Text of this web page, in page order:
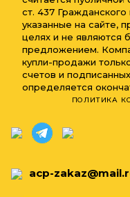
ст. 437
указанные на сайте,
целях и не являются
предложением.
купли-продажи
счетов и
определяется
ПОЛИТИКА
acp-